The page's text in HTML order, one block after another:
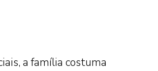
a família costuma